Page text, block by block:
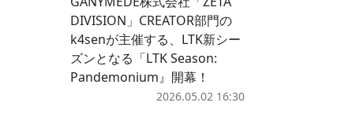
DIVISION」CREATOR部門の
k4senが主催する、LTK新シー
ズンとなる「LTK Season:
Pandemonium』開幕！
2026.05.02 16:30